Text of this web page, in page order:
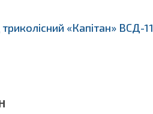
«Капітан» ВСД-11